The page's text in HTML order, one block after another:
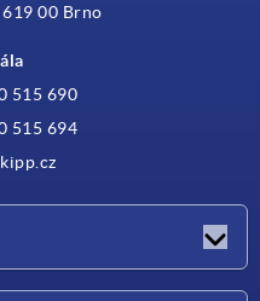
00 Brno
515 690
515 694